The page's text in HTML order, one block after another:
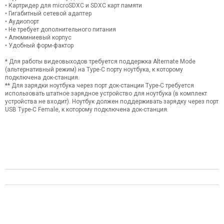
• Картридер для microSDXC и SDXC карт памяти
• Гигабитный сетевой адаптер
• Аудиопорт
• Не требует дополнительного питания
• Алюминиевый корпус
• Удобный форм-фактор
* Для работы видеовыходов требуется поддержка Alternate Mode
(альтернативный режим) на Type-C порту ноутбука, к которому
подключена док-станция.
** Для зарядки ноутбука через порт док-станции Type-C требуется
использовать штатное зарядное устройство для ноутбука (в комплект
устройства не входит). Ноутбук должен поддерживать зарядку через порт
USB Type-C Female, к которому подключена док-станция.